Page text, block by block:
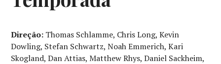
Direção: Thomas Schlamme, Chris Long, Kevin
Dowling, Stefan Schwartz, Noah Emmerich, Kari
Skogland, Dan Attias, Matthew Rhys, Daniel Sackheim,